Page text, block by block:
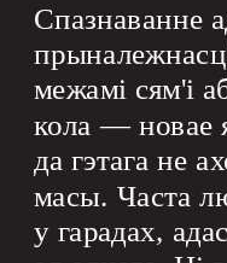
Спазнаванне
межамі сям'і
кола — новае
да гэтага не
масы. Часта
у гарадах,